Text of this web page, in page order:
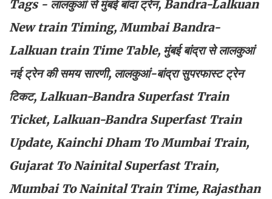
Tags - लालकुआं से मुंबई बांदा ट्रेन, Bandra-Lalkuan
New train Timing, Mumbai Bandra-
Lalkuan train Time Table, मुंबई बांद्रा से लालकुआं
नई ट्रेन की समय सारणी, लालकुआं-बांद्रा सुपरफास्ट ट्रेन
टिकट, Lalkuan-Bandra Superfast Train
Ticket, Lalkuan-Bandra Superfast Train
Update, Kainchi Dham To Mumbai Train,
Gujarat To Nainital Superfast Train,
Mumbai To Nainital Train Time, Rajasthan